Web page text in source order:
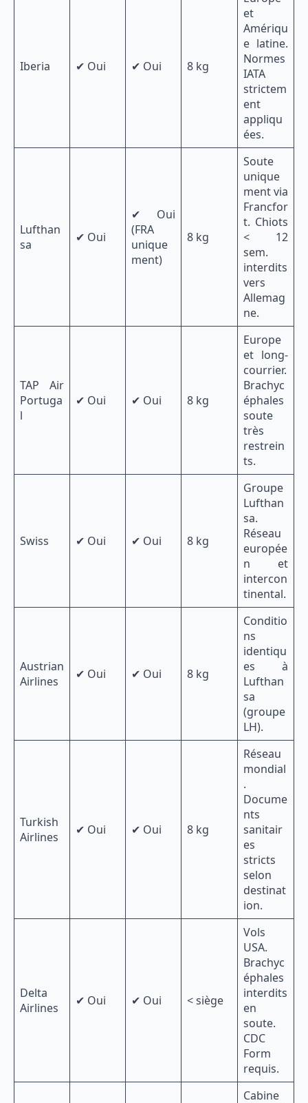
Iberia ✔ Oui ✔ Oui 8 kg
et
Amériqu
e latine.
Normes
IATA
strictem
ent
appliqu
ées.
Lufthan
sa
✔ Oui
✔ Oui
(FRA
unique
ment)
8 kg
Soute
unique
ment via
Francfor
t. Chiots
< 12
sem.
interdits
vers
Allemag
ne.
TAP Air
Portuga
l
✔ Oui ✔ Oui 8 kg
Europe
et long-
courrier.
Brachyc
éphales
soute
très
restrein
ts.
Swiss ✔ Oui ✔ Oui 8 kg
Groupe
Lufthan
sa.
Réseau
europée
n et
intercon
tinental.
Austrian
Airlines
✔ Oui ✔ Oui 8 kg
Conditio
ns
identiqu
es à
Lufthan
sa
(groupe
LH).
Turkish
Airlines
✔ Oui ✔ Oui 8 kg
Réseau
mondial
.
Docume
nts
sanitair
es
stricts
selon
destinat
ion.
Delta
Airlines
✔ Oui ✔ Oui < siège
Vols
USA.
Brachyc
éphales
interdits
en
soute.
CDC
Form
requis.
Cabine